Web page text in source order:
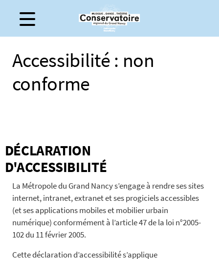
Gestion de vos préférences sur les cookies
Accessibilité : non
conforme
DÉCLARATION
D'ACCESSIBILITÉ
La Métropole du Grand Nancy s’engage à rendre ses sites
internet, intranet, extranet et ses progiciels accessibles
(et ses applications mobiles et mobilier urbain
numérique) conformément à l’article 47 de la loi n°2005-
102 du 11 février 2005.
Cette déclaration d’accessibilité s’applique